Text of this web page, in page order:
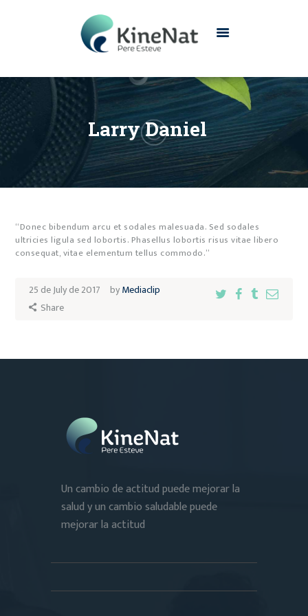
Larry Daniel
INICIO
CONÓCENOS
SERVICIOS
CONTACTO
“Donec bibendum arcu et sodales malesuada. Sed sodales
ultricies ligula sed lobortis. Phasellus lobortis risus vitae libero
consequat, vitae elementum tellus commodo.”
25 de July de 2017 byMediaclip
Share
Un cambio de actitud puede mejorar la
salud y un cambio saludable puede
mejorar la actitud